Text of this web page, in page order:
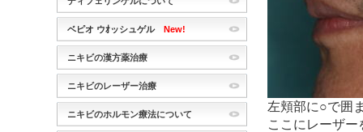
左頬部に○で囲
ここにレーザ
ベピオ ウｵッシュゲルNew!
ニキビの漢方薬治療
ニキビのレーザー治療
ニキビのホルモン療法について